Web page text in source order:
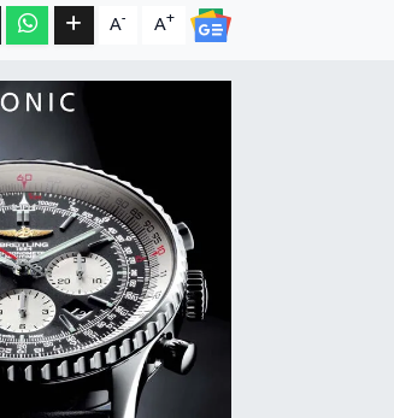
A- A+